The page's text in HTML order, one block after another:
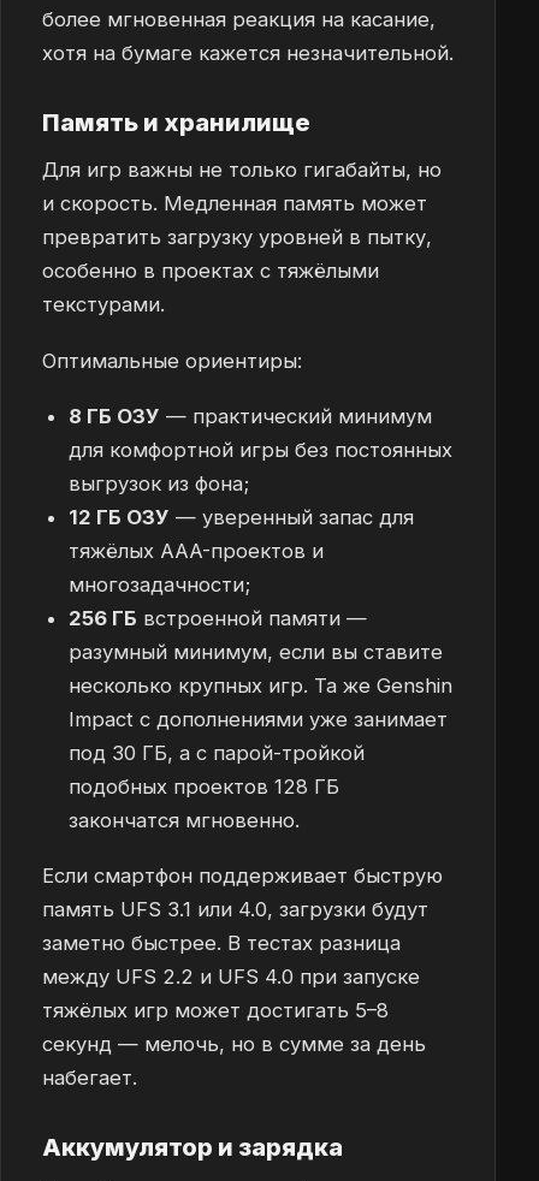
более мгновенная реакция на касание,
хотя на бумаге кажется незначительной.
Память и хранилище
Для игр важны не только гигабайты, но
и скорость. Медленная память может
превратить загрузку уровней в пытку,
особенно в проектах с тяжёлыми
текстурами.
Оптимальные ориентиры:
8 ГБ ОЗУ — практический минимум
для комфортной игры без постоянных
выгрузок из фона;
12 ГБ ОЗУ — уверенный запас для
тяжёлых AAA-проектов и
многозадачности;
256 ГБ встроенной памяти —
разумный минимум, если вы ставите
несколько крупных игр. Та же Genshin
Impact с дополнениями уже занимает
под 30 ГБ, а с парой-тройкой
подобных проектов 128 ГБ
закончатся мгновенно.
Если смартфон поддерживает быструю
память UFS 3.1 или 4.0, загрузки будут
заметно быстрее. В тестах разница
между UFS 2.2 и UFS 4.0 при запуске
тяжёлых игр может достигать 5–8
секунд — мелочь, но в сумме за день
набегает.
Аккумулятор и зарядка